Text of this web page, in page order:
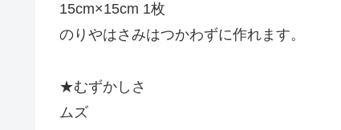
15cm×15cm 1枚
のりやはさみはつかわずに作れます。
★むずかしさ
ムズ